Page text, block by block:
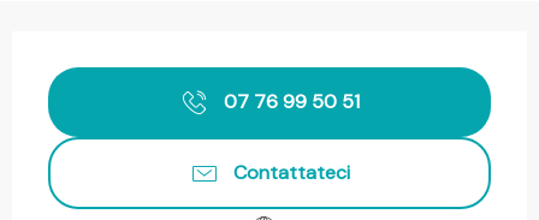
07 76 99 50 51
Contattateci